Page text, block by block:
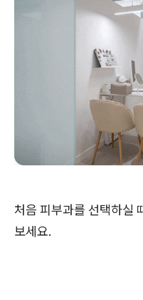
처음 피부과를 선택하실
보세요.